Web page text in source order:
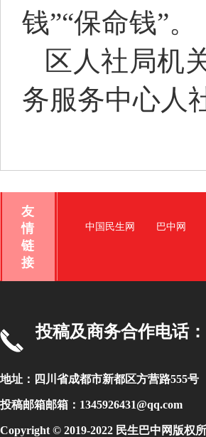
钱”“保命钱”。
区人社局机
务服务中心人
友
情
链
接
中国民生网 巴中网
投稿及商务合作电话：
地址：四川省成都市新都区方营
投稿邮箱邮箱：1345926431@qq.com
Copyright © 2019-2022 民生巴中网版